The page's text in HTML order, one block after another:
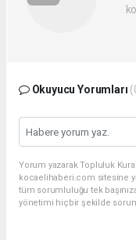
Okuyucu Yorumları
Yorum yazarak Topluluk
kocaelihaberi.com sitesine
tüm sorumluluğu tek
yönetimi hiçbir şekilde